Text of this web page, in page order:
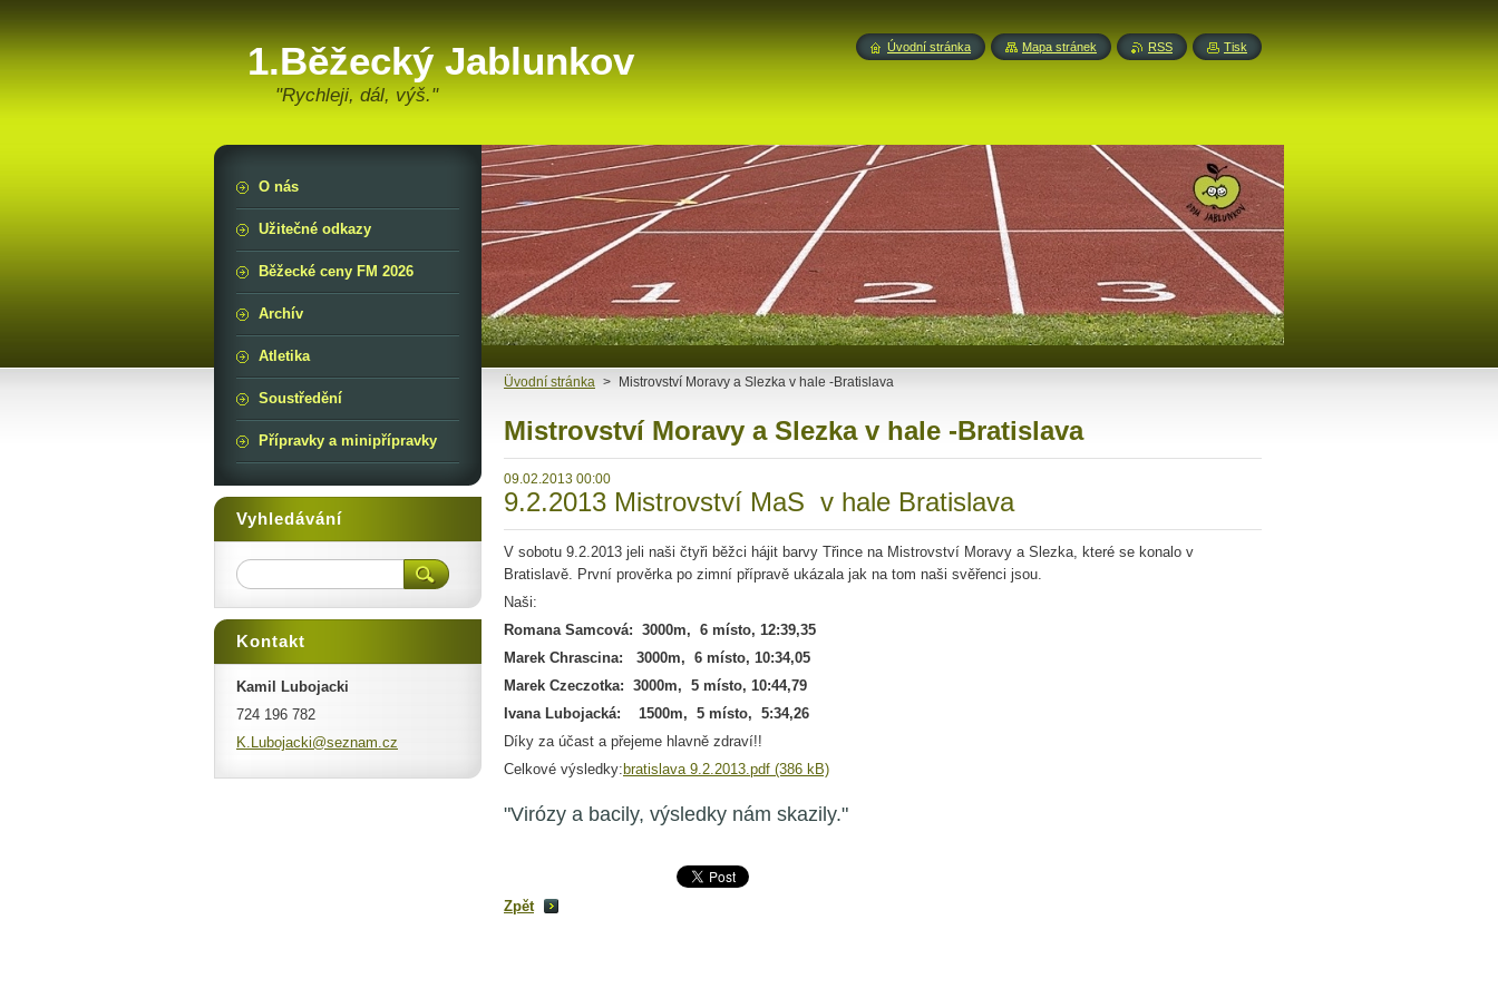
1.Běžecký Jablunkov
"Rychleji, dál, výš."
Üvodní stránka > Mistrovství Moravy a Slezka v hale -Bratislava
Mistrovství Moravy a Slezka v hale -Bratislava
09.02.2013 00:00
9.2.2013 Mistrovství MaS v hale Bratislava
V sobotu 9.2.2013 jeli naši čtyři běžci hájit barvy Třince na Mistrovství Moravy a Slezka, které se konalo v
Bratislavě. První prověrka po zimní přípravě ukázala jak na tom naši svěřenci jsou.
Naši:
Romana Samcová: 3000m, 6 místo, 12:39,35
Marek Chrascina: 3000m, 6 místo, 10:34,05
Marek Czeczotka: 3000m, 5 místo, 10:44,79
Ivana Lubojacká: 1500m, 5 místo, 5:34,26
Díky za účast a přejeme hlavně zdraví!!
Celkové výsledky: bratislava 9.2.2013.pdf (386 kB)
"Virózy a bacily, výsledky nám skazily."
Zpět
O nás
Užitečné odkazy
Běžecké ceny FM 2026
Archív
Atletika
Soustředění
Přípravky a minipřípravky
Vyhledávání
Kontakt
Kamil Lubojacki
724 196 782
K.Lubojacki@seznam.cz
Úvodní stránka Mapa stránek RSS Tisk